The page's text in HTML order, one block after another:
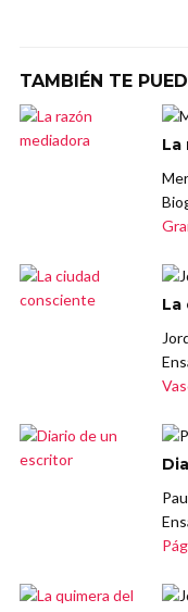
TAMBIÉN TE
La
La